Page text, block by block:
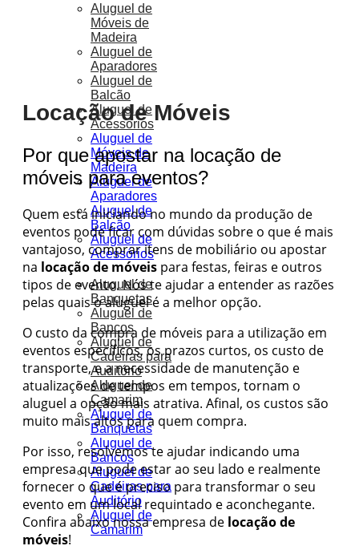
Aluguel de
Móveis de
Madeira
Aluguel de
Aparadores
Aluguel de
Balcão
Aluguel de
Acessórios
Aluguel de
Móveis de
Madeira
Aluguel de
Aparadores
Aluguel de
Balcão
Aluguel de
Acessórios
Aluguel de
Banquetas
Aluguel de
Bancos
Aluguel de
Cadeiras para
Auditório
Aluguel de
Camarim
Aluguel de
Banquetas
Aluguel de
Bancos
Aluguel de
Cadeiras para
Auditório
Aluguel de
Camarim
Locação de Móveis
Por que apostar na locação de
móveis para eventos?
Quem está iniciando no mundo da produção de
eventos pode ficar com dúvidas sobre o que é mais
vantajoso, comprar itens de mobiliário ou apostar
na locação de móveis para festas, feiras e outros
tipos de evento. Nós te ajudar a entender as razões
pelas quais o aluguel é a melhor opção.
O custo da compra de móveis para a utilização em
eventos específicos, os prazos curtos, os custo de
transporte, e a necessidade de manutenção e
atualizações de tempos em tempos, tornam o
aluguel a opção mais atrativa. Afinal, os custos são
muito mais altos para quem compra.
Por isso, resolvemos te ajudar indicando uma
empresa que pode estar ao seu lado e realmente
fornecer o que é preciso para transformar o seu
evento em um local requintado e aconchegante.
Confira abaixo nossa empresa de locação de
móveis!